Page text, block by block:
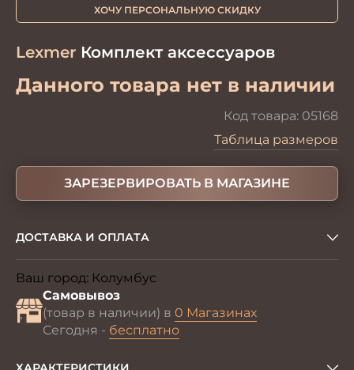
Lexmer Комплект аксессуаров
Данного товара нет в наличии
Код товара: 05168
ХОЧУ ПЕРСОНАЛЬНУЮ СКИДКУ
Таблица размеров
ЗАРЕЗЕРВИРОВАТЬ В МАГАЗИНЕ
ДОСТАВКА И ОПЛАТА
Ваш город: Колумбус
Самовывоз
(товар в наличии) в 0 Магазинах
Сегодня - бесплатно